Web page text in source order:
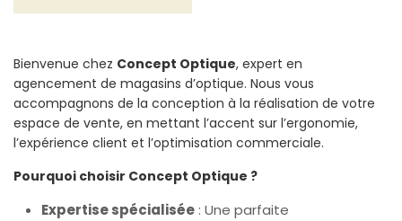
Bienvenue chez Concept Optique, expert en
agencement de magasins d’optique. Nous vous
accompagnons de la conception à la réalisation de votre
espace de vente, en mettant l’accent sur l’ergonomie,
l’expérience client et l’optimisation commerciale.
Pourquoi choisir Concept Optique ?
Expertise spécialisée: Une parfaite